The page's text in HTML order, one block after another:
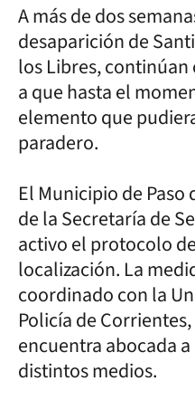
A más de dos
desaparición de
los Libres, continúan
a que hasta el
elemento que
paradero.
El Municipio de Paso
de la Secretaría de
activo el protocolo
localización. La
coordinado con la
Policía de
encuentra abocada
distintos medios.